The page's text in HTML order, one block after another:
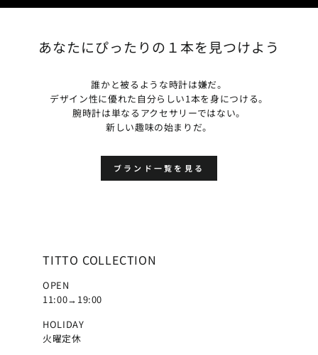
あなたにぴったりの１本を見つけよう
誰かと被るような時計は嫌だ。
デザイン性に優れた自分らしい1本を身につける。
腕時計は単なるアクセサリーではない。
新しい趣味の始まりだ。
ブランド一覧を見る
TITTO COLLECTION
OPEN
11:00→19:00
HOLIDAY
火曜定休